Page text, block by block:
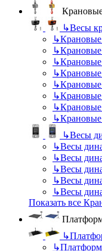
↳Весы
↳Крановые
↳
↳
↳
↳
↳
↳
↳Крановые
↳Весы
↳Весы
↳Весы
↳Весы
↳Весы
↳Весы
Показать все
↳
↳